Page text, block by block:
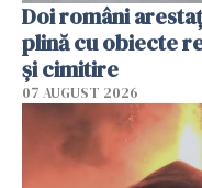
Doi români
plină cu obiecte
și cimitire
07 AUGUST 2026